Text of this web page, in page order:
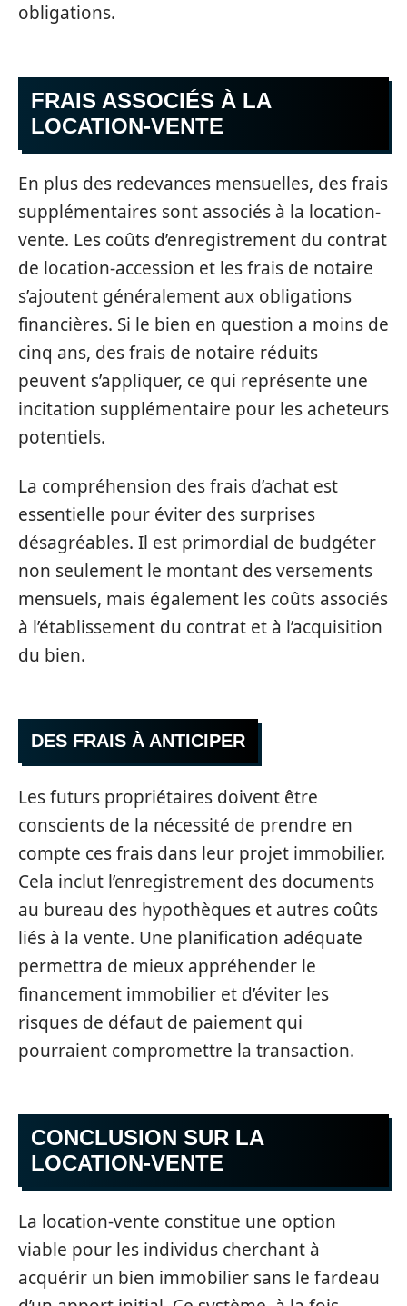
obligations.
FRAIS ASSOCIÉS À LA
LOCATION-VENTE
En plus des redevances mensuelles, des frais
supplémentaires sont associés à la location-
vente. Les coûts d’enregistrement du contrat
de location-accession et les frais de notaire
s’ajoutent généralement aux obligations
financières. Si le bien en question a moins de
cinq ans, des frais de notaire réduits
peuvent s’appliquer, ce qui représente une
incitation supplémentaire pour les acheteurs
potentiels.
La compréhension des frais d’achat est
essentielle pour éviter des surprises
désagréables. Il est primordial de budgéter
non seulement le montant des versements
mensuels, mais également les coûts associés
à l’établissement du contrat et à l’acquisition
du bien.
DES FRAIS À ANTICIPER
Les futurs propriétaires doivent être
conscients de la nécessité de prendre en
compte ces frais dans leur projet immobilier.
Cela inclut l’enregistrement des documents
au bureau des hypothèques et autres coûts
liés à la vente. Une planification adéquate
permettra de mieux appréhender le
financement immobilier et d’éviter les
risques de défaut de paiement qui
pourraient compromettre la transaction.
CONCLUSION SUR LA
LOCATION-VENTE
La location-vente constitue une option
viable pour les individus cherchant à
acquérir un bien immobilier sans le fardeau